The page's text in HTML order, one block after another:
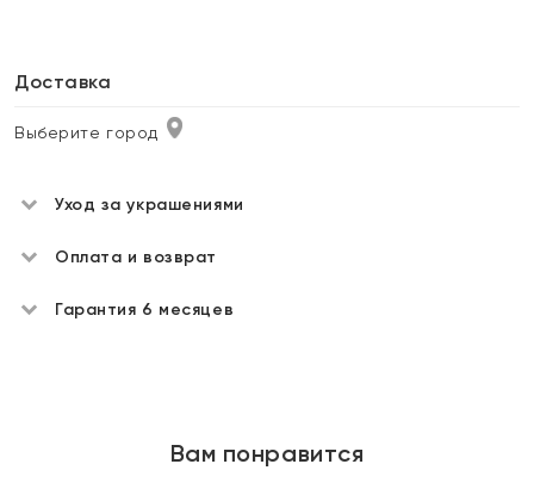
Доставка
Выберите город
Уход за украшениями
Оплата и возврат
Гарантия 6 месяцев
Вам понравится